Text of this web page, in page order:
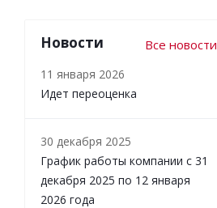
Новости Все новости
11 января 2026
Идет переоценка
30 декабря 2025
График работы компании с 31
декабря 2025 по 12 января
2026 года